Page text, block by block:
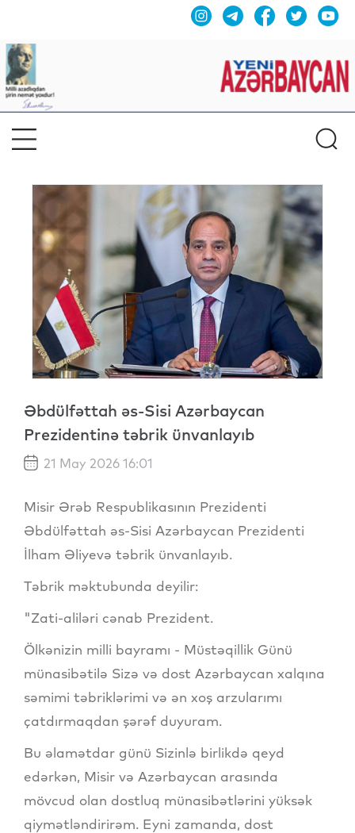
Əbdülfəttah əs-Sisi Azərbaycan
Prezidentinə təbrik ünvanlayıb
21 May 2026 16:01
Misir Ərəb Respublikasının Prezidenti
Əbdülfəttah əs-Sisi Azərbaycan Prezidenti
İlham Əliyevə təbrik ünvanlayıb.
Təbrik məktubunda deyilir:
"Zati-aliləri cənab Prezident.
Ölkənizin milli bayramı - Müstəqillik Günü
münasibətilə Sizə və dost Azərbaycan xalqına
səmimi təbriklərimi və ən xoş arzularımı
çatdırmaqdan şərəf duyuram.
Bu əlamətdar günü Sizinlə birlikdə qeyd
edərkən, Misir və Azərbaycan arasında
mövcud olan dostluq münasibətlərini yüksək
qiymətləndirirəm. Eyni zamanda, dost